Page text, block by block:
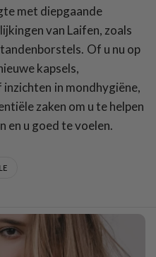
met diepgaande
van Laifen, zoals
Of u nu op
kapsels,
in mondhygiëne,
zaken om u te helpen
en u goed te voelen.